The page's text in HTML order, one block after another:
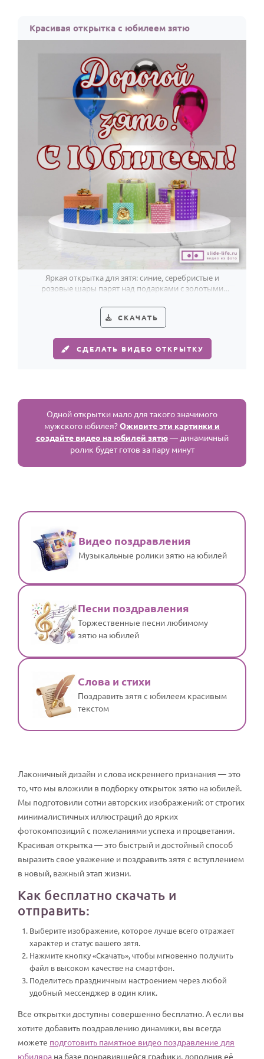
Календарь праздников
Папе
Детям
Все родственники
ПЕРСОНАЛЬНЫЕ
Пожелания
По годам
Красивая открытка с юбилеем зятю
Яркая открытка для зятя: синие, серебристые и
розовые шары парят над подарками с золотыми
СКАЧАТЬ
СДЕЛАТЬ ВИДЕО ОТКРЫТКУ
Одной открытки мало для такого значимого
мужского юбилея?Оживите эти картинки и
создайте видео на юбилей зятю— динамичный
ролик будет готов за пару минут
Видео поздравления
Музыкальные ролики зятю на юбилей
Песни поздравления
Торжественные песни любимому
зятю на юбилей
Слова и стихи
Поздравить зятя с юбилеем красивым
текстом
Лаконичный дизайн и слова искреннего признания — это
то, что мы вложили в подборку открыток зятю на юбилей.
Мы подготовили сотни авторских изображений: от строгих
минималистичных иллюстраций до ярких
фотокомпозиций с пожеланиями успеха и процветания.
Красивая открытка — это быстрый и достойный способ
выразить свое уважение и поздравить зятя с вступлением
в новый, важный этап жизни.
Как бесплатно скачать и
отправить:
Выберите изображение, которое лучше всего отражает
характер и статус вашего зятя.
Нажмите кнопку «Скачать», чтобы мгновенно получить
файл в высоком качестве на смартфон.
Поделитесь праздничным настроением через любой
удобный мессенджер в один клик.
Все открытки доступны совершенно бесплатно. А если вы
хотите добавить поздравлению динамики, вы всегда
можете подготовить памятное видео поздравление для
юбиляра на базе понравившейся графики, дополнив её